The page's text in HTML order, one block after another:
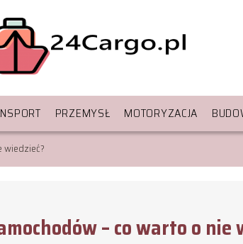
PRZEMYSŁ MOTORYZACJA
wiedzieć?
– co warto o nie